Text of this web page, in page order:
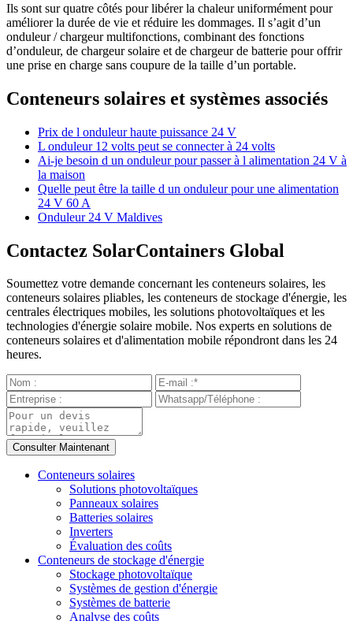
Ils sont sur quatre côtés pour libérer la chaleur uniformément pour
améliorer la durée de vie et réduire les dommages. Il s’agit d’un
onduleur / chargeur multifonctions, combinant des fonctions
d’onduleur, de chargeur solaire et de chargeur de batterie pour offrir
une prise en charge sans coupure de la taille d’un portable.
Conteneurs solaires et systèmes associés
Prix de l onduleur haute puissance 24 V
L onduleur 12 volts peut se connecter à 24 volts
Ai-je besoin d un onduleur pour passer à l alimentation 24 V à
la maison
Quelle peut être la taille d un onduleur pour une alimentation
24 V 60 A
Onduleur 24 V Maldives
Contactez SolarContainers Global
Soumettez votre demande concernant les conteneurs solaires, les
conteneurs solaires pliables, les conteneurs de stockage d'énergie, les
centrales électriques mobiles, les solutions photovoltaïques et les
technologies d'énergie solaire mobile. Nos experts en solutions de
conteneurs solaires et d'alimentation mobile répondront dans les 24
heures.
Conteneurs solaires
Solutions photovoltaïques
Panneaux solaires
Batteries solaires
Inverters
Évaluation des coûts
Conteneurs de stockage d'énergie
Stockage photovoltaïque
Systèmes de gestion d'énergie
Systèmes de batterie
Analyse des coûts